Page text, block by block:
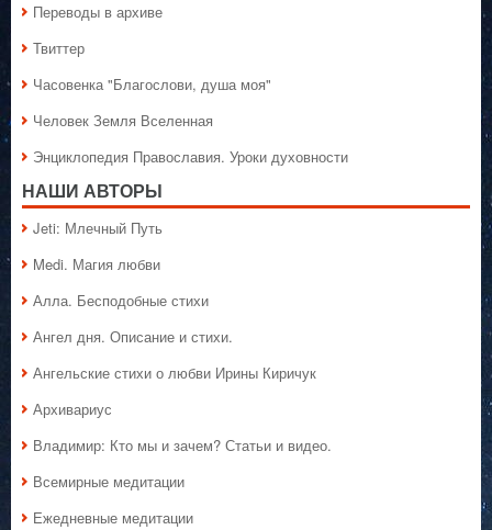
Переводы в архиве
Твиттер
Часовенка "Благослови, душа моя"
Человек Земля Вселенная
Энциклопедия Православия. Уроки духовности
НАШИ АВТОРЫ
Jeti: Млечный Путь
Medi. Магия любви
Алла. Бесподобные стихи
Ангел дня. Описание и стихи.
Ангельские стихи о любви Ирины Киричук
Архивариус
Владимир: Кто мы и зачем? Статьи и видео.
Всемирные медитации
Ежедневные медитации